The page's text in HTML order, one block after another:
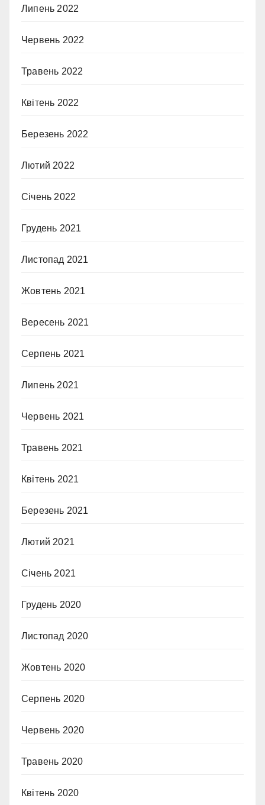
Липень 2022
Червень 2022
Травень 2022
Квітень 2022
Березень 2022
Лютий 2022
Січень 2022
Грудень 2021
Листопад 2021
Жовтень 2021
Вересень 2021
Серпень 2021
Липень 2021
Червень 2021
Травень 2021
Квітень 2021
Березень 2021
Лютий 2021
Січень 2021
Грудень 2020
Листопад 2020
Жовтень 2020
Серпень 2020
Червень 2020
Травень 2020
Квітень 2020